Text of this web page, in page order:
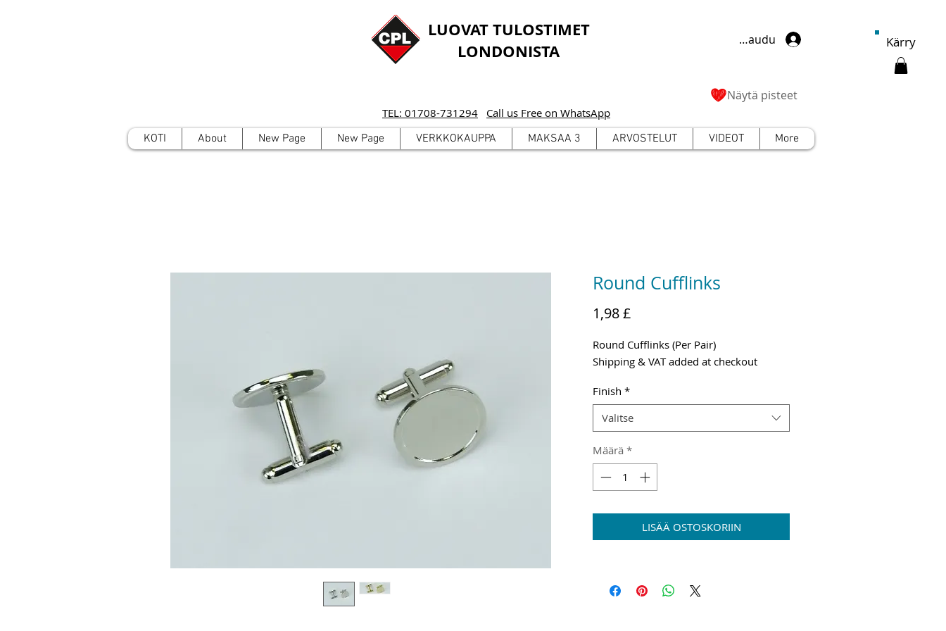
LUOVAT TULOSTIMET
LONDONISTA
TEL: 01708-731294 Call us Free on WhatsApp
Kirjaudu
Näytä pisteet
KOTI About New Page New Page VERKKOKAUPPA MAKSAA 3 ARVOSTELUT VIDEOT More
Kärry
Round Cufflinks
1,98 £Hinta
Round Cufflinks (Per Pair)
Shipping & VAT added at checkout
Finish *
Valitse
Määrä *
LISÄÄ OSTOSKORIIN